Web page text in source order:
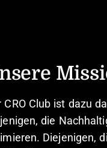
CRO Club ist dazu
die
Diejenigen,